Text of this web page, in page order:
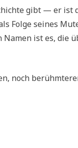
gibt — er ist
Folge seines
Namen ist es, die
noch